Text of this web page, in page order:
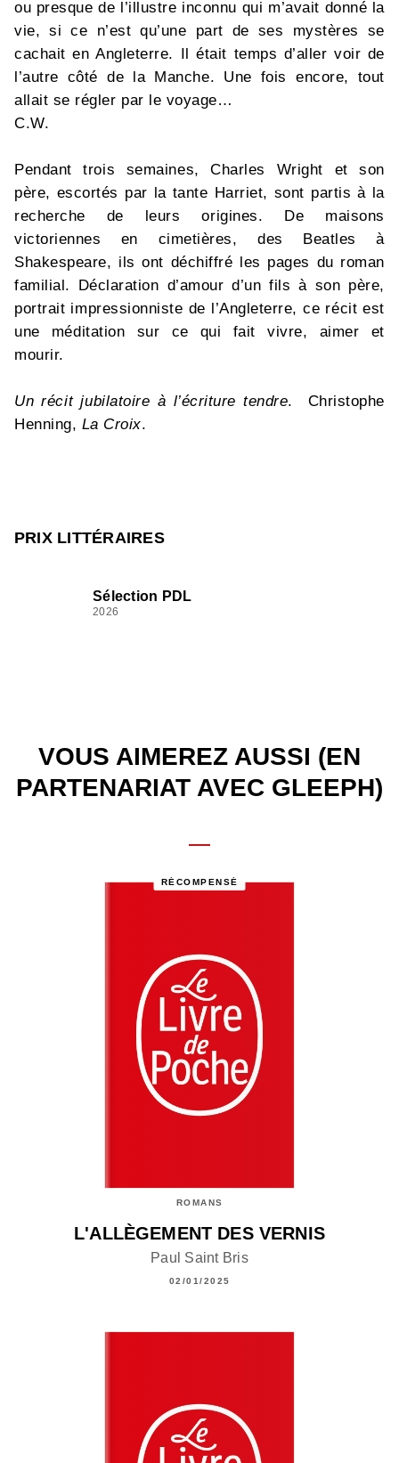
ou presque de l’illustre inconnu qui m’avait donné la
vie, si ce n’est qu’une part de ses mystères se
cachait en Angleterre. Il était temps d’aller voir de
l’autre côté de la Manche. Une fois encore, tout
allait se régler par le voyage…
C.W.
Pendant trois semaines, Charles Wright et son
père, escortés par la tante Harriet, sont partis à la
recherche de leurs origines. De maisons
victoriennes en cimetières, des Beatles à
Shakespeare, ils ont déchiffré les pages du roman
familial. Déclaration d’amour d’un fils à son père,
portrait impressionniste de l’Angleterre, ce récit est
une méditation sur ce qui fait vivre, aimer et
mourir.
Un récit jubilatoire à l’écriture tendre. Christophe
Henning, La Croix.
PRIX LITTÉRAIRES
Sélection PDL
2026
VOUS AIMEREZ AUSSI (EN
PARTENARIAT AVEC GLEEPH)
RÉCOMPENSÉ
ROMANS
L'ALLÈGEMENT DES VERNIS
Paul Saint Bris
02/01/2025